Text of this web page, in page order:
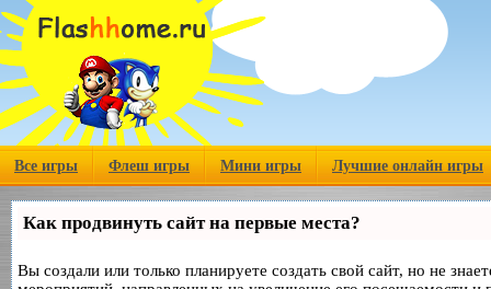
Все игры Флеш игры Мини игры Лучшие онлайн игры
Как продвинуть сайт на первые места?
Вы создали или только планируете создать свой сайт, но не